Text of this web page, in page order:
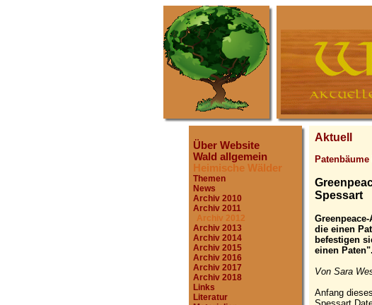
Über Website
Wald allgemein
Heimische Wälder
Themen
News
Archiv 2010
Archiv 2011
Archiv 2012
Archiv 2013
Archiv 2014
Archiv 2015
Archiv 2016
Archiv 2017
Archiv 2018
Links
Literatur
Aktuell
Spessart
die einen
befestigen
einen Paten".
Von Sara
Anfang